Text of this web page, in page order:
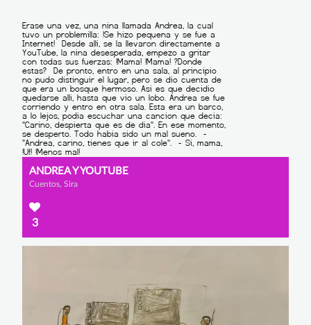
ANDREA Y YOUTUBE
Cuentos, Sira
3